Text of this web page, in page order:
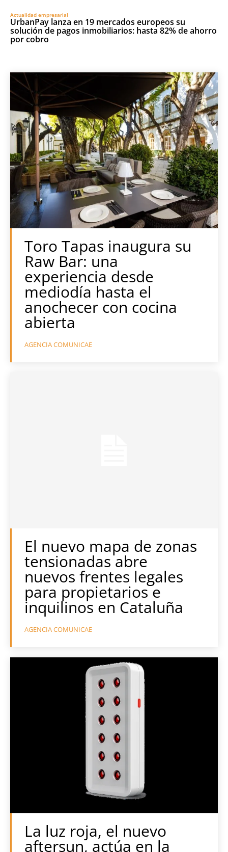
Actualidad empresarial
UrbanPay lanza en 19 mercados europeos su
solución de pagos inmobiliarios: hasta 82% de ahorro
por cobro
Toro Tapas inaugura su
Raw Bar: una
experiencia desde
mediodía hasta el
anochecer con cocina
abierta
AGENCIA COMUNICAE
El nuevo mapa de zonas
tensionadas abre
nuevos frentes legales
para propietarios e
inquilinos en Cataluña
AGENCIA COMUNICAE
La luz roja, el nuevo
aftersun, actúa en la